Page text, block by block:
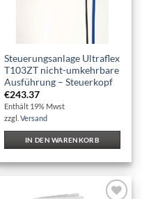
Steuerungsanlage Ultraflex
T103ZT nicht-umkehrbare
Ausführung – Steuerkopf
€243.37
Enthält 19% Mwst
zzgl.Versand
IN DEN WARENKORB